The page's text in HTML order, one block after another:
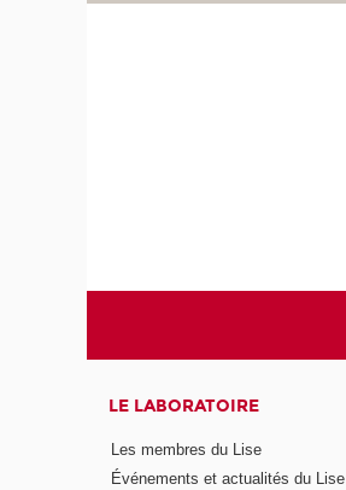
LE LABORATOIRE
Les membres du Lise
Événements et actualités du Lise